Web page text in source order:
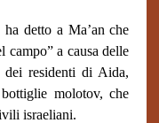
detto a Ma’an che
campo” a causa delle
dei residenti di Aida,
molotov, che
israeliani.